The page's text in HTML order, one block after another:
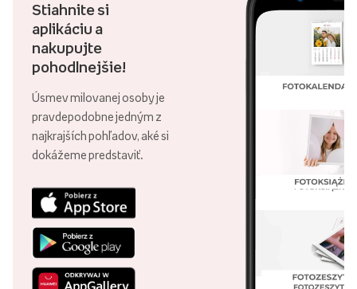
Stiahnite si
aplikáciu a
nakupujte
pohodlnejšie!
Úsmev milovanej osoby je
pravdepodobne jedným z
najkrajších pohľadov, aké si
dokážeme predstaviť.